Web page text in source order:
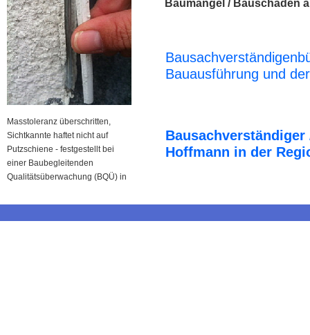
Masstoleranz überschritten,
Sichtkannte haftet nicht auf
Putzschiene - festgestellt bei
einer Baubegleitenden
Qualitätsüberwachung (BQÜ) in
Bauausführung und
Hoffmann in der
Baumängel / Bauschäden